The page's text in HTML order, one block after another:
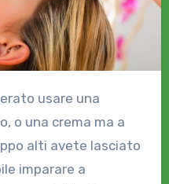
o una crema ma a
alti avete lasciato
imparare a